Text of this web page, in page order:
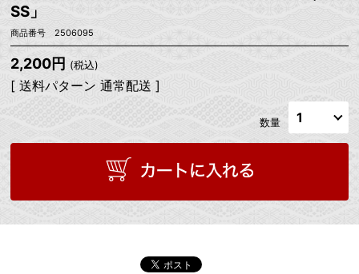
SS」
商品番号 2506095
2,200円 (税込)
[ 送料パターン 通常配送 ]
数量